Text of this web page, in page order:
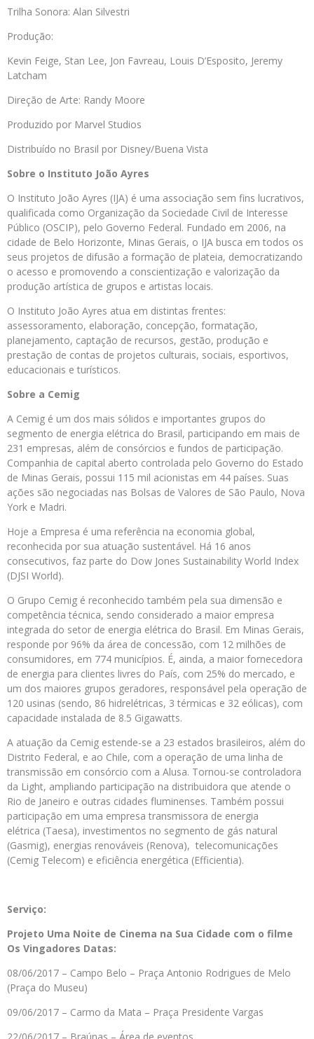
Trilha Sonora: Alan Silvestri
Produção:
Kevin Feige, Stan Lee, Jon Favreau, Louis D’Esposito, Jeremy
Latcham
Direção de Arte: Randy Moore
Produzido por Marvel Studios
Distribuído no Brasil por Disney/Buena Vista
Sobre o Instituto João Ayres
O Instituto João Ayres (IJA) é uma associação sem fins lucrativos,
qualificada como Organização da Sociedade Civil de Interesse
Público (OSCIP), pelo Governo Federal. Fundado em 2006, na
cidade de Belo Horizonte, Minas Gerais, o IJA busca em todos os
seus projetos de difusão a formação de plateia, democratizando
o acesso e promovendo a conscientização e valorização da
produção artística de grupos e artistas locais.
O Instituto João Ayres atua em distintas frentes:
assessoramento, elaboração, concepção, formatação,
planejamento, captação de recursos, gestão, produção e
prestação de contas de projetos culturais, sociais, esportivos,
educacionais e turísticos.
Sobre a Cemig
A Cemig é um dos mais sólidos e importantes grupos do
segmento de energia elétrica do Brasil, participando em mais de
231 empresas, além de consórcios e fundos de participação.
Companhia de capital aberto controlada pelo Governo do Estado
de Minas Gerais, possui 115 mil acionistas em 44 países. Suas
ações são negociadas nas Bolsas de Valores de São Paulo, Nova
York e Madri.
Hoje a Empresa é uma referência na economia global,
reconhecida por sua atuação sustentável. Há 16 anos
consecutivos, faz parte do Dow Jones Sustainability World Index
(DJSI World).
O Grupo Cemig é reconhecido também pela sua dimensão e
competência técnica, sendo considerado a maior empresa
integrada do setor de energia elétrica do Brasil. Em Minas Gerais,
responde por 96% da área de concessão, com 12 milhões de
consumidores, em 774 municípios. É, ainda, a maior fornecedora
de energia para clientes livres do País, com 25% do mercado, e
um dos maiores grupos geradores, responsável pela operação de
120 usinas (sendo, 86 hidrelétricas, 3 térmicas e 32 eólicas), com
capacidade instalada de 8.5 Gigawatts.
A atuação da Cemig estende-se a 23 estados brasileiros, além do
Distrito Federal, e ao Chile, com a operação de uma linha de
transmissão em consórcio com a Alusa. Tornou-se controladora
da Light, ampliando participação na distribuidora que atende o
Rio de Janeiro e outras cidades fluminenses. Também possui
participação em uma empresa transmissora de energia
elétrica (Taesa), investimentos no segmento de gás natural
(Gasmig), energias renováveis (Renova), telecomunicações
(Cemig Telecom) e eficiência energética (Efficientia).
Serviço:
Projeto Uma Noite de Cinema na Sua Cidade com o filme
Os Vingadores Datas:
08/06/2017 – Campo Belo – Praça Antonio Rodrigues de Melo
(Praça do Museu)
09/06/2017 – Carmo da Mata – Praça Presidente Vargas